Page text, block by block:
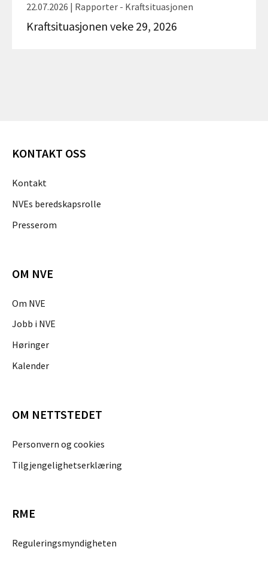
22.07.2026 | Rapporter - Kraftsituasjonen
Kraftsituasjonen veke 29, 2026
KONTAKT OSS
Kontakt
NVEs beredskapsrolle
Presserom
OM NVE
Om NVE
Jobb i NVE
Høringer
Kalender
OM NETTSTEDET
Personvern og cookies
Tilgjengelighetserklæring
RME
Reguleringsmyndigheten